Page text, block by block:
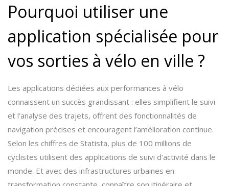
Pourquoi utiliser une
application spécialisée pour
vos sorties à vélo en ville ?
Les applications dédiées aux performances à vélo
connaissent un succès grandissant : elles simplifient le suivi
et l’analyse des trajets, offrent des fonctionnalités de
navigation précises et encouragent l’amélioration continue.
Selon les chiffres de Statista, plus de 100 millions de
cyclistes utilisent des applications de suivi d’activité dans le
monde. Et avec des infrastructures urbaines en